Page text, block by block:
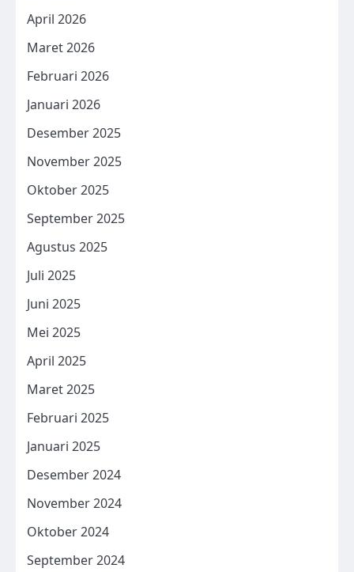
April 2026
Maret 2026
Februari 2026
Januari 2026
Desember 2025
November 2025
Oktober 2025
September 2025
Agustus 2025
Juli 2025
Juni 2025
Mei 2025
April 2025
Maret 2025
Februari 2025
Januari 2025
Desember 2024
November 2024
Oktober 2024
September 2024